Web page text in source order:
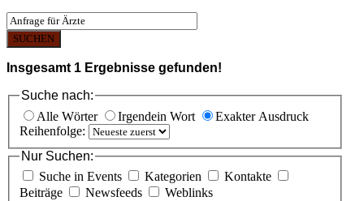
SUCHEN
Insgesamt 1 Ergebnisse gefunden!
Suche nach:
Alle Wörter
Irgendein Wort
Exakter Ausdruck
Reihenfolge:
Nur Suchen:
Suche in Events
Kategorien
Kontakte
Beiträge
Newsfeeds
Weblinks